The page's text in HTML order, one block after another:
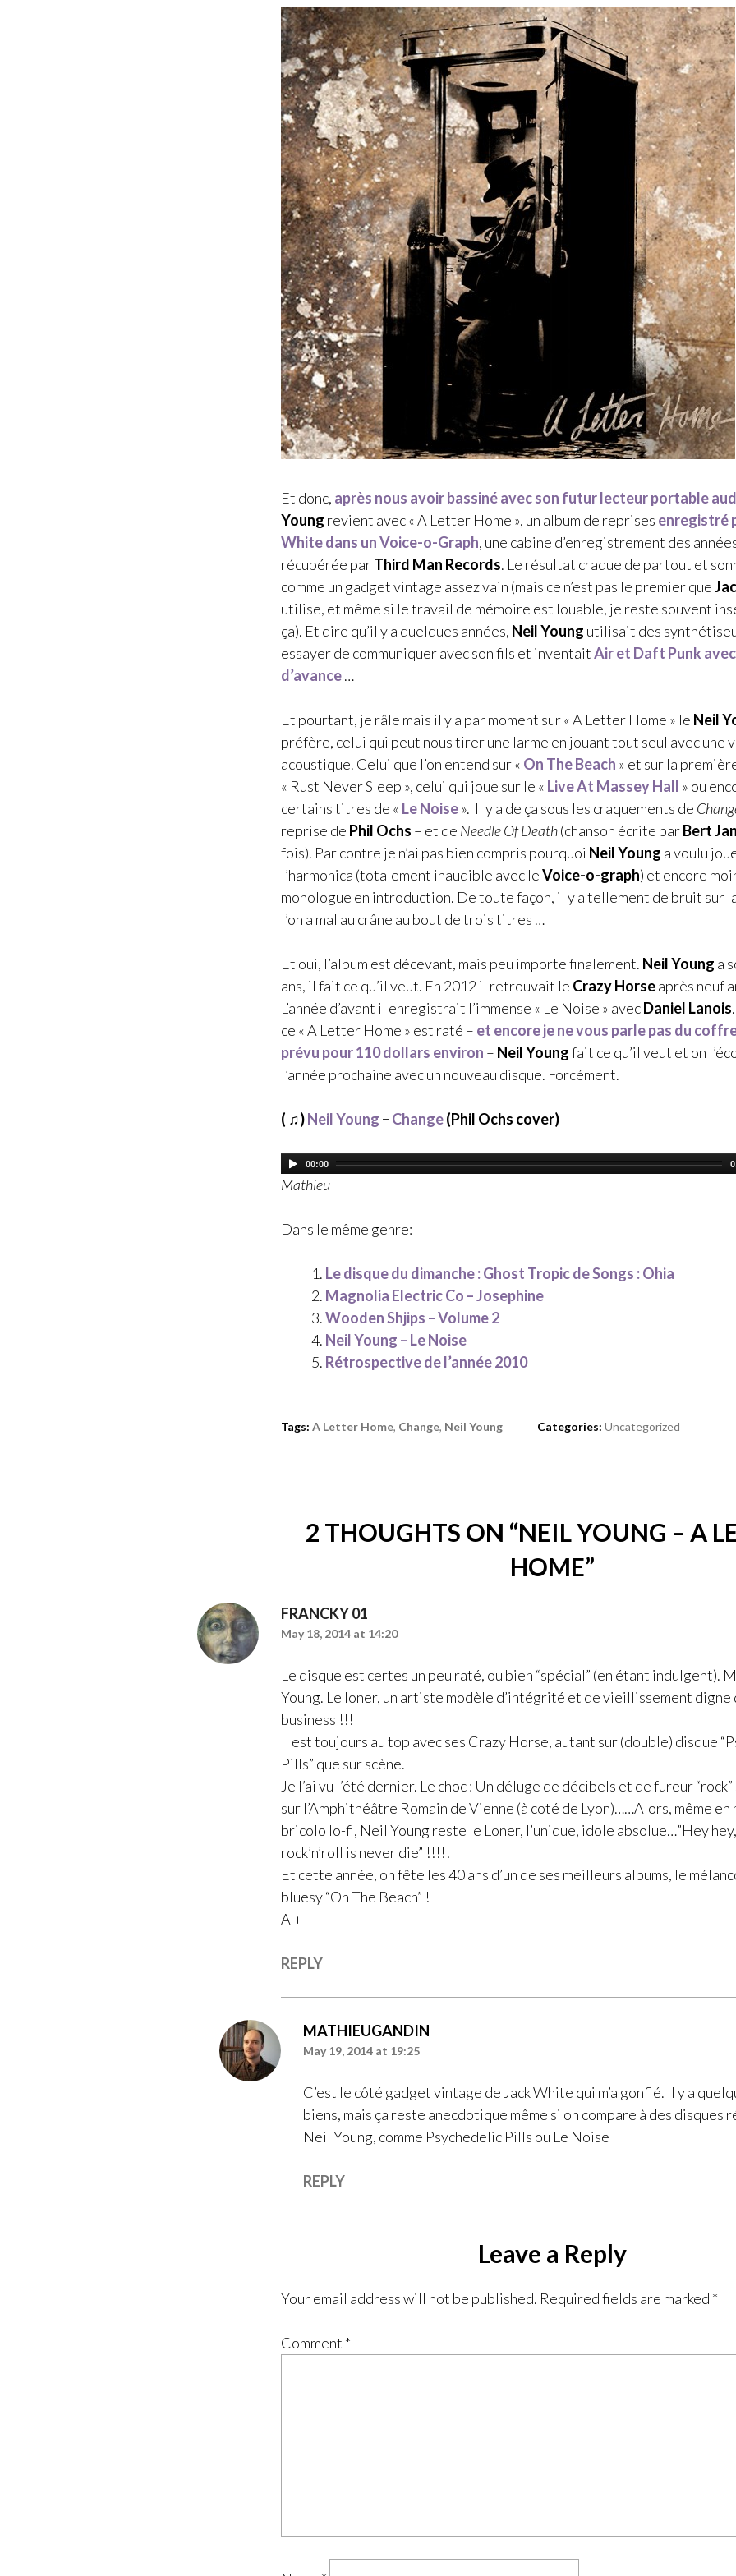
Et donc, après nous avoir bassiné avec son futur lecteur portable
Young revient avec « A Letter Home », un album de reprises enregistré
Whitedans unVoice-o-Graph, une cabine d’enregistrement des
récupérée parThird Man Records. Le résultat craque de partout et
comme un gadget vintage assez vain (mais ce n’est pas le premier que
utilise, et même si le travail de mémoire est louable, je reste souvent
ça). Et dire qu’il y a quelques années, Neil Young utilisait des
essayer de communiquer avec son fils et inventaitAiret Daft Punk
d’avance…
Et pourtant, je râle mais il y a par moment sur « A Letter Home » le Neil
préfère, celui qui peut nous tirer une larme en jouant tout seul avec une
acoustique. Celui que l’on entend sur « On The Beach » et sur la
« Rust Never Sleep », celui qui joue sur le « Live At Massey Hall » ou
certains titres de « Le Noise». Il y a de ça sous les craquements de
reprise de Phil Ochs – et de Needle Of Death(chanson écrite parBert
fois). Par contre je n’ai pas bien compris pourquoi Neil Young a voulu
l’harmonica (totalement inaudible avec leVoice-o-graph) et encore
monologue en introduction. De toute façon, il y a tellement de bruit sur
l’on a mal au crâne au bout de trois titres …
Et oui, l’album est décevant, mais peu importe finalement. Neil Young a
ans, il fait ce qu’il veut. En 2012 il retrouvait le Crazy Horseaprès neuf
L’année d’avant il enregistrait l’immense « Le Noise » avecDaniel Lanois
ce « A Letter Home » est raté – et encore je ne vous parle pas du
prévu pour 110 dollars environ – Neil Youngfait ce qu’il veut et on
l’année prochaine avec un nouveau disque. Forcément.
( ♫)Neil Young – Change(Phil Ochs cover)
00:00
Mathieu
Dans le même genre:
Le disque du dimanche : Ghost Tropic de Songs : Ohia
Magnolia Electric Co – Josephine
Wooden Shjips – Volume 2
Neil Young – Le Noise
Rétrospective de l’année 2010
Tags: A Letter Home, Change, Neil Young Categories: Uncategorized
2 THOUGHTS ON “NEIL YOUNG – A
HOME”
FRANCKY 01
May 18, 2014 at 14:20
Le disque est certes un peu raté, ou bien “spécial” (en étant indulgent).
Young. Le loner, un artiste modèle d’intégrité et de vieillissement digne
business !!!
Il est toujours au top avec ses Crazy Horse, autant sur (double) disque
Pills” que sur scène.
Je l’ai vu l’été dernier. Le choc : Un déluge de décibels et de fureur
sur l’Amphithéâtre Romain de Vienne (à coté de Lyon)……Alors, même
bricolo lo-fi, Neil Young reste le Loner, l’unique, idole absolue…”Hey hey,
rock’n’roll is never die” !!!!!
Et cette année, on fête les 40 ans d’un de ses meilleurs albums, le
bluesy “On The Beach” !
A +
REPLY
MATHIEUGANDIN
May 19, 2014 at 19:25
C’est le côté gadget vintage de Jack White qui m’a gonflé. Il y a
biens, mais ça reste anecdotique même si on compare à des disques
Neil Young, comme Psychedelic Pills ou Le Noise
REPLY
Leave a Reply
Your email address will not be published. Required fields are marked *
Comment *